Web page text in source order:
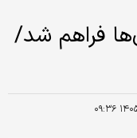
فراهم شد/
۰۹:۳۶